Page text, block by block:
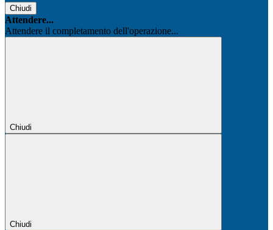
Chiudi
Attendere...
Attendere il completamento dell'operazione...
Chiudi
Chiudi